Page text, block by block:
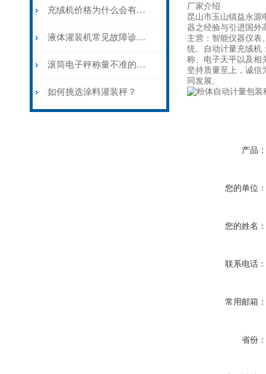
充绒机价格为什么会有差异？
液体灌装机常见故障诊断及解决方法
滚筒电子秤称量不准的原因
如何挑选涂料灌装秤？
厂家介绍
昆山市玉山镇益永源
器之经验与引进国外
主营：智能仪器仪表
统、自动计量充绒机
称、电子天平以及相
坚持质量至上，诚信
同发展。
产品：
您的单位：
您的姓名：
联系电话：
常用邮箱：
省份：